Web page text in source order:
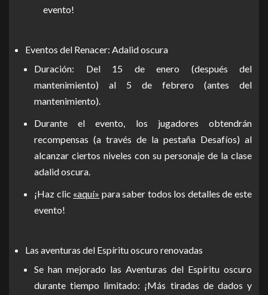
evento!
Eventos del Renacer: Adalid oscura
Duración: Del 15 de enero (después del
mantenimiento) al 5 de febrero (antes del
mantenimiento).
Durante el evento, los jugadores obtendrán
recompensas (a través de la pestaña Desafíos) al
alcanzar ciertos niveles con su personaje de la clase
adalid oscura.
¡Haz clic «aquí» para saber todos los detalles de este
evento!
Las aventuras del Espíritu oscuro renovadas
Se han mejorado las Aventuras del Espíritu oscuro
durante tiempo limitado: ¡Más tiradas de dados y